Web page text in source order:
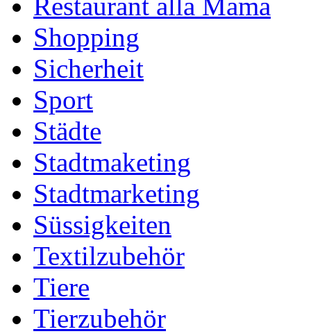
Shopping
Sicherheit
Sport
Städte
Stadtmaketing
Stadtmarketing
Süssigkeiten
Textilzubehör
Tiere
Tierzubehör